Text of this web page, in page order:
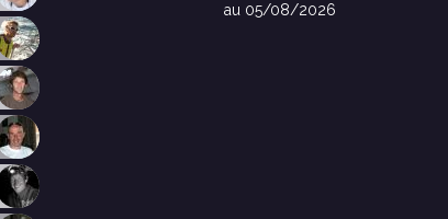
au 05/08/2026